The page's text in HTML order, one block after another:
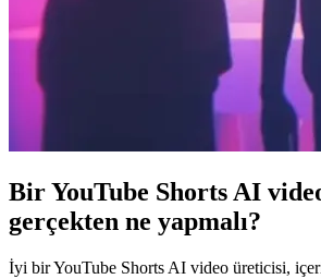
Bir YouTube Shorts AI
gerçekten ne yapmalı?
İyi bir YouTube Shorts AI video üreticisi,